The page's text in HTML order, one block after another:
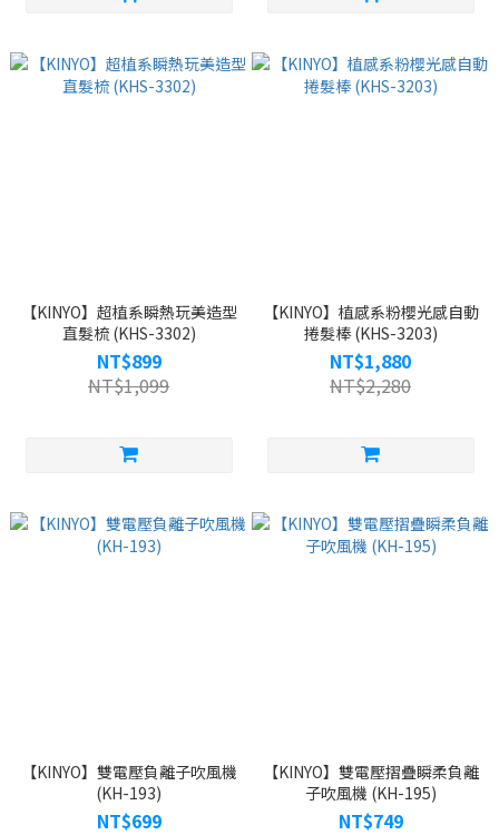
【KINYO】超植系瞬熱玩美造型
直髮梳 (KHS-3302)
NT$899
NT$1,099
【KINYO】植感系粉櫻光感自動
捲髮棒 (KHS-3203)
NT$1,880
NT$2,280
【KINYO】雙電壓負離子吹風機
(KH-193)
NT$699
【KINYO】雙電壓摺疊瞬柔負離
子吹風機 (KH-195)
NT$749